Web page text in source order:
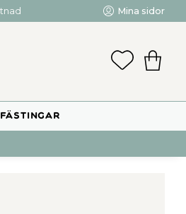
Mina sidor